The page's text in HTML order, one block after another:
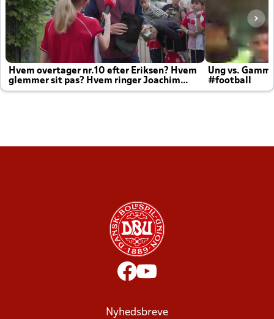
Hvem overtager nr.10 efter Eriksen? Hvem
glemmer sit pas? Hvem ringer Joachim
altid til efter kampe?
Ung vs.
#football
Nyhedsbreve